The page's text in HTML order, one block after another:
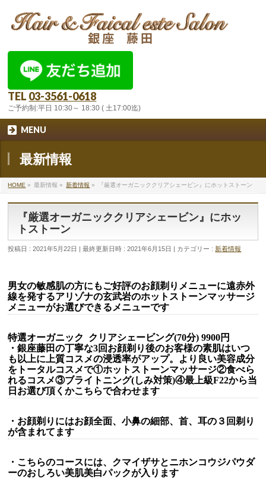
TEL 03-3561-0618
ご予約制:平日 10:30～ 18:30 ( 土17:00迄)
MENU
最新情報
HOME » 最新情報 » 新着情報 » 『厳選オーガニッククリアシェービン』にホットストーン
『厳選オーガニッククリアシェービン』にホッ
トストーン
投稿日 : 2021年5月22日 最終更新日時 : 2021年6月15日 カテゴリー : 新着情報
男女の敏感肌の方にもご好評のお顔剃りメニューに遠赤外
線を発するアリゾナの玄武岩のホットストーンマッサージ
メニューがお選びできるメニューです
特選オーガニック クリアシェービング(70分) 9900円
・銀座藤田の丁寧な3回お顔剃り後のお客様の素肌はいつ
も以上に上質コスメの浸透率がアップ。より良い美容成分
をトータルコスメで①ホットストーンマッサージ②食べら
れるコスメ③ブライトニング(しみ対策)④最上級F22から当
日お選び頂くかこちらで合わせます
・お顔剃りにはお顔全面、小鼻の細部、首、耳の３回剃り
が含まれてます
・こちらのコースには、クマイザサとニホンコウジパウダ
ーのおしろい美肌美白パックが入ります